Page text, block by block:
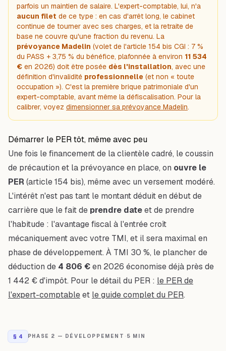
parfois un maintien de salaire. L'expert-comptable, lui, n'a
aucun filet de ce type : en cas d'arrêt long, le cabinet
continue de tourner avec ses charges, et la retraite de
base ne couvre qu'une fraction du revenu. La
prévoyance Madelin (volet de l'article 154 bis CGI : 7 %
du PASS + 3,75 % du bénéfice, plafonnée à environ 11 534
€ en 2026) doit être posée dès l'installation, avec une
définition d'invalidité professionnelle (et non « toute
occupation »). C'est la première brique patrimoniale d'un
expert-comptable, avant même la défiscalisation. Pour la
calibrer, voyez dimensionner sa prévoyance Madelin.
Démarrer le PER tôt, même avec peu
Une fois le financement de la clientèle cadré, le coussin
de précaution et la prévoyance en place, on ouvre le
PER (article 154 bis), même avec un versement modéré.
L'intérêt n'est pas tant le montant déduit en début de
carrière que le fait de prendre dateet de prendre
l'habitude : l'avantage fiscal à l'entrée croît
mécaniquement avec votre TMI, et il sera maximal en
phase de développement. À TMI 30 %, le plancher de
déduction de 4 806 €en 2026 économise déjà près de
1 442 € d'impôt. Pour le détail du PER : le PER de
l'expert-comptableet le guide complet du PER.
§ 4 PHASE 2 — DÉVELOPPEMENT · 5 MIN